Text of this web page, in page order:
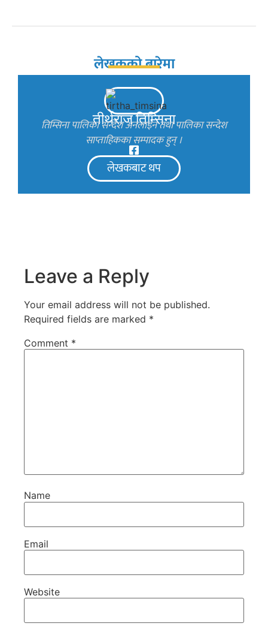
लेखकको बारेमा
तीर्थराज तिम्सिना
तिम्सिना पालिका सन्देश अनलाइन तथा पालिका सन्देश
साप्ताहिकका सम्पादक हुन् ।
लेखकबाट थप
Leave a Reply
Your email address will not be published.
Required fields are marked *
Comment *
Name
Email
Website